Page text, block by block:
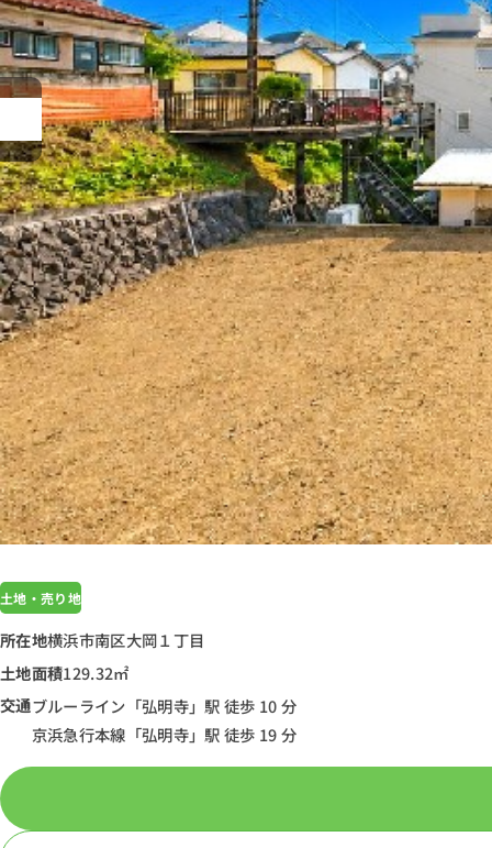
土地・売り地
所在地横浜市南区大岡１丁目
土地面積129.32㎡
交通ブルーライン「弘明寺」駅 徒歩 10 分
京浜急行本線「弘明寺」駅 徒歩 19 分